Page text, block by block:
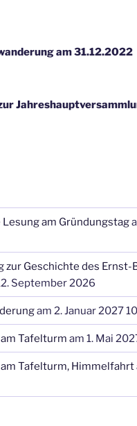
am 31.12.2022
am Gründungstag
zur Geschichte des Ernst-
September 2026
am 2. Januar 2027
Tafelturm am 1. Mai
Tafelturm, Himmelfahrt